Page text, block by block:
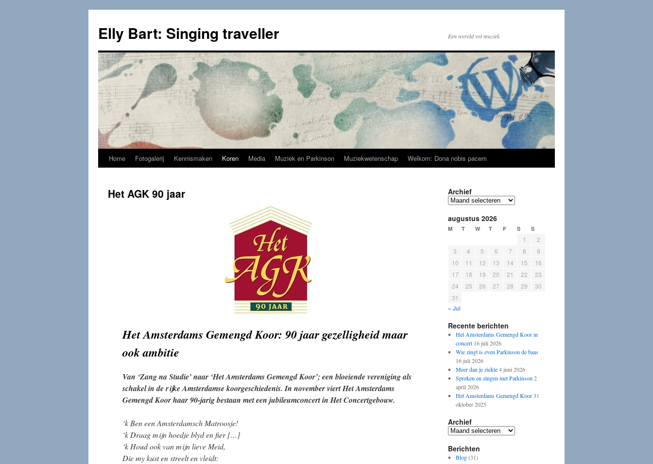
content
Elly Bart: Singing traveller Een wereld vol muziek
Home Fotogalerij Kennismaken Koren Media Muziek en Parkinson Muziekwetenschap Welkom: Dona nobis pacem
Het AGK 90 jaar
Het Amsterdams Gemengd Koor: 90 jaar gezelligheid maar
ook ambitie
Van ‘Zang na Studie’ naar ‘Het Amsterdams Gemengd Koor’; een bloeiende vereniging als
schakel in de rijke Amsterdamse koorgeschiedenis. In november viert Het Amsterdams
Gemengd Koor haar 90-jarig bestaan met een jubileumconcert in Het Concertgebouw.
‘k Ben een Amsterdamsch Matroosje!
‘k Draag mijn hoedje blyd en fier […]
‘k Houd ook van mijn lieve Meid,
Die my kust en streelt en vleidt:
Archief
Archief
augustus 2026
M T W T F S S
1
2
3
4 5 6 7 8
9
10
11 12 13 14 15
16
17
18 19 20 21 22
23
24
25 26 27 28 29
30
31
« Jul
Recente berichten
Het Amsterdams Gemengd Koor in
concert 16 juli 2026
Wie zingt is even Parkinson de baas
16 juli 2026
Meer dan je ziekte 4 juni 2026
Spreken en zingen met Parkinson 2
april 2026
Het Amsterdams Gemengd Koor 31
oktober 2025
Archief
Archief
Berichten
Blog(31)